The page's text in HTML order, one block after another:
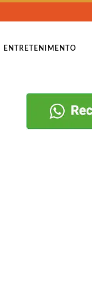
ENTRETENIMENTO